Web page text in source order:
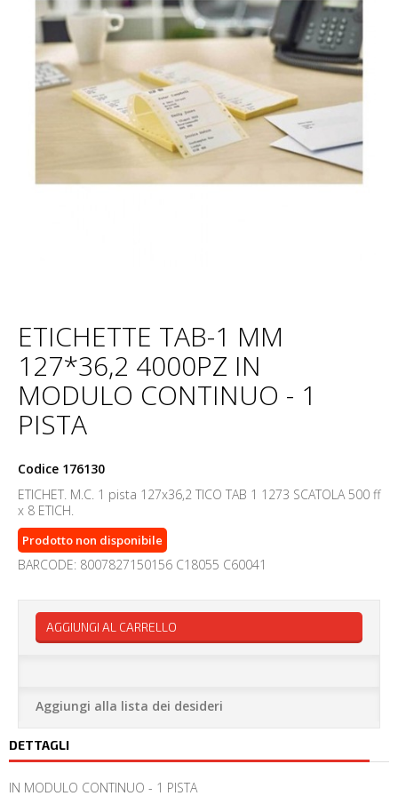
ETICHETTE TAB-1 MM
127*36,2 4000PZ IN
MODULO CONTINUO - 1
PISTA
Codice 176130
ETICHET. M.C. 1 pista 127x36,2 TICO TAB 1 1273 SCATOLA 500 ff
x 8 ETICH.
Prodotto non disponibile
BARCODE: 8007827150156 C18055 C60041
AGGIUNGI AL CARRELLO
Aggiungi alla lista dei desideri
DETTAGLI
IN MODULO CONTINUO - 1 PISTA